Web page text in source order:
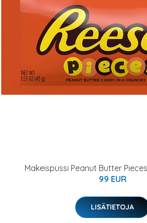
Makeispussi Peanut Butter
99 EUR
LISÄTIETOJA